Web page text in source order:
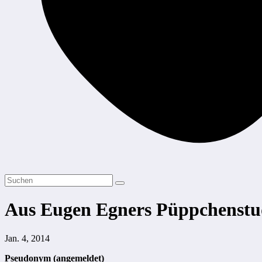
Aus Eugen Egners
Jan. 4, 2014
Pseudonym (angemeldet)